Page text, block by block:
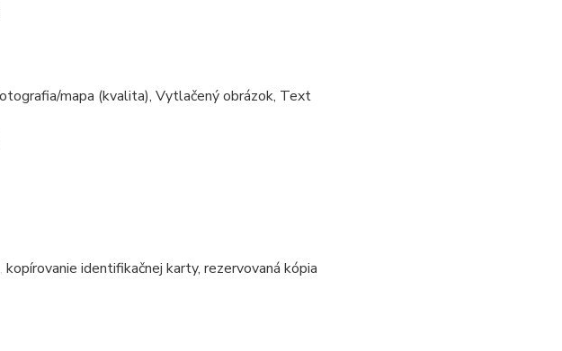
mapa (kvalita), Vytlačený obrázok, Text
identifikačnej karty, rezervovaná kópia